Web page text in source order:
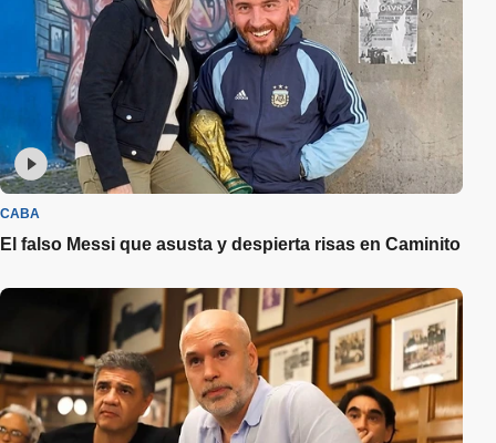
CABA
El falso Messi que asusta y despierta risas en Caminito